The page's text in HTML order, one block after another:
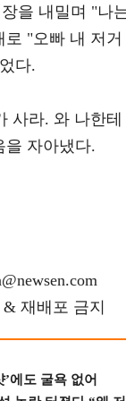
을 내밀며 "나
"오빠 내 저
다.
사라. 와 나한
을 자아냈다.
재배포 금지
에도 굴욕 없어